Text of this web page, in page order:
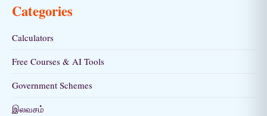
Categories
Calculators
Free Courses & AI Tools
Government Schemes
இலவசம்